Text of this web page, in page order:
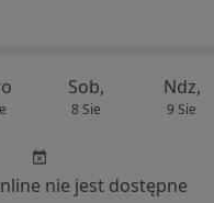
Sob,
8 Sie
Ndz,
9 Sie
nie jest dostępne